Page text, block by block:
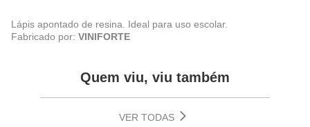
Lápis apontado de resina. Ideal para uso escolar.
Fabricado por: VINIFORTE
Quem viu, viu também
VER TODAS